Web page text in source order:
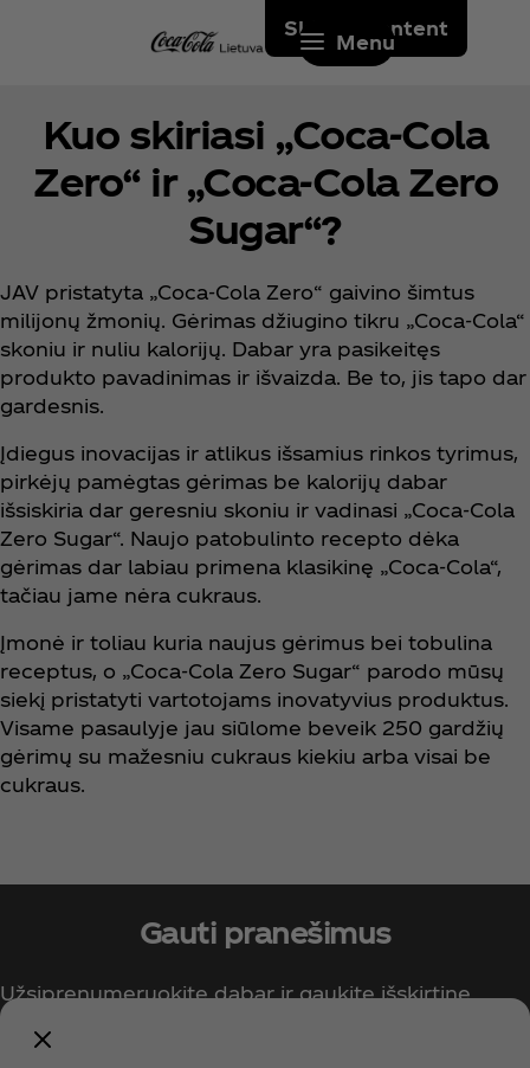
Skip to content
Menu
Kuo skiriasi „Coca‑Cola
Zero“ ir „Coca‑Cola Zero
Sugar“?
JAV pristatyta „Coca‑Cola Zero“ gaivino šimtus
milijonų žmonių. Gėrimas džiugino tikru „Coca‑Cola“
skoniu ir nuliu kalorijų. Dabar yra pasikeitęs
produkto pavadinimas ir išvaizda. Be to, jis tapo dar
gardesnis.
Įdiegus inovacijas ir atlikus išsamius rinkos tyrimus,
pirkėjų pamėgtas gėrimas be kalorijų dabar
išsiskiria dar geresniu skoniu ir vadinasi „Coca‑Cola
Zero Sugar“. Naujo patobulinto recepto dėka
gėrimas dar labiau primena klasikinę „Coca‑Cola“,
tačiau jame nėra cukraus.
Įmonė ir toliau kuria naujus gėrimus bei tobulina
receptus, o „Coca‑Cola Zero Sugar“ parodo mūsų
siekį pristatyti vartotojams inovatyvius produktus.
Visame pasaulyje jau siūlome beveik 250 gardžių
gėrimų su mažesniu cukraus kiekiu arba visai be
cukraus.
Gauti pranešimus
Užsiprenumeruokite dabar ir gaukite išskirtinę
prieigą prie visko, kas susiję su „Coca‑Cola“!